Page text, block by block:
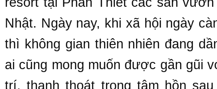
Nhật. Ngày nay, khi xã hội ngày
thì không gian thiên nhiên đang
ai cũng mong muốn được gần gũi
trí, thanh thoát trong tâm hồn